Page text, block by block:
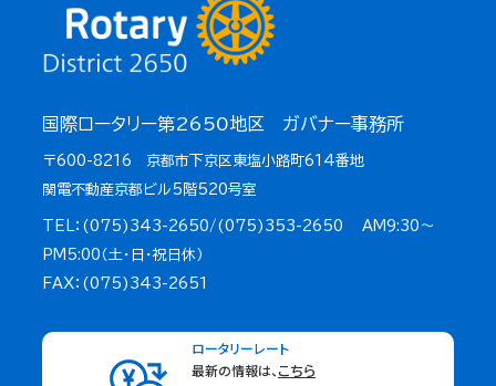
国際ロータリー第2650地区 ガバナー事務所
〒600-8216 京都市下京区東塩小路町614番地
関電不動産京都ビル5階520号室
TEL：(075)343-2650/(075)353-2650 AM9:30～
PM5:00（土・日・祝日休）
FAX：(075)343-2651
ロータリーレート
最新の情報は、 こちら